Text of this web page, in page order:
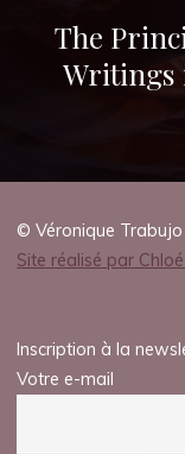
The
Writings
© Véronique
Site réalisé par
Inscription à la
Votre e-mail